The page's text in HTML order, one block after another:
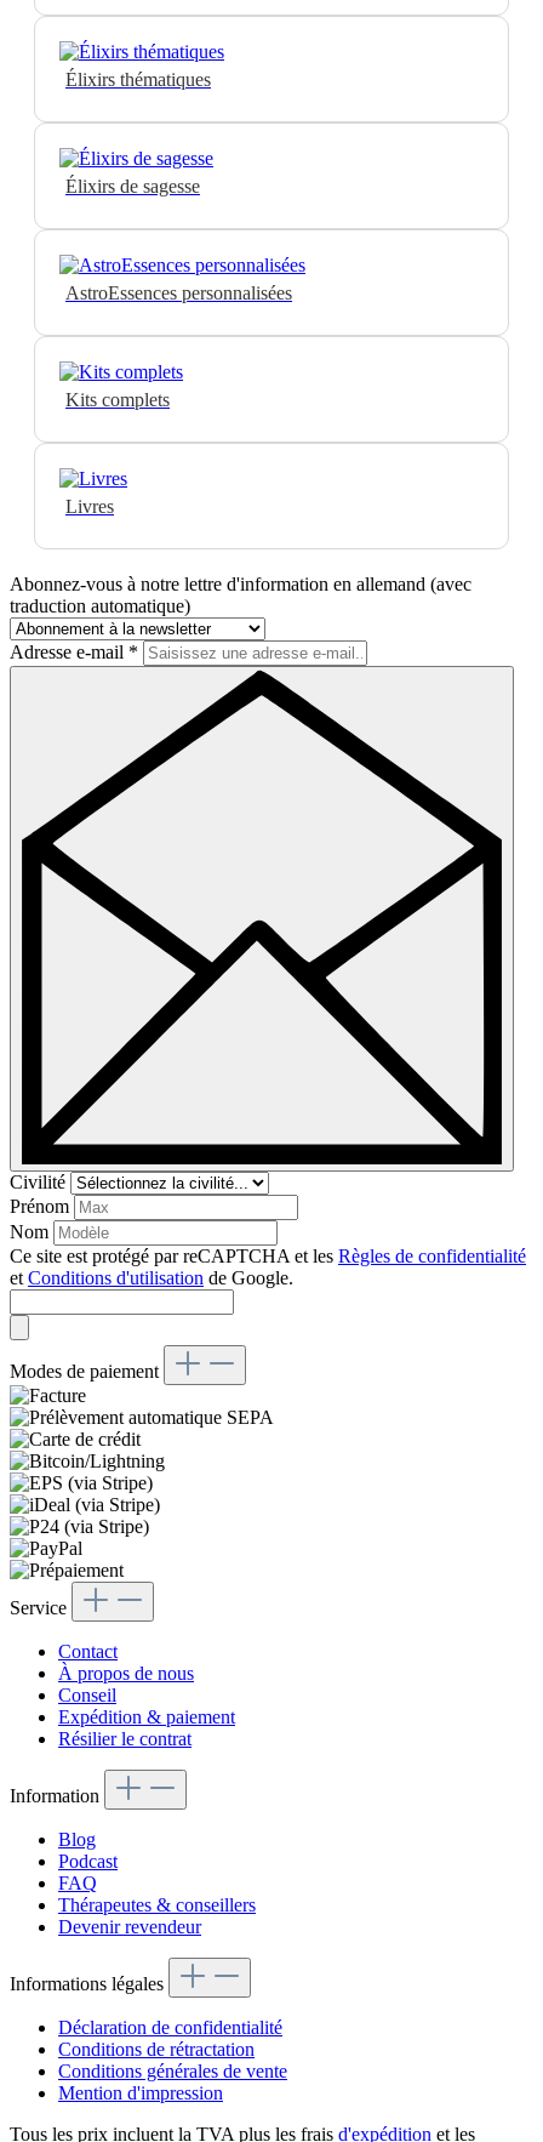
Élixirs thématiques
Élixirs de sagesse
AstroEssences personnalisées
Kits complets
Livres
Abonnez-vous à notre lettre d'information en allemand (avec
traduction automatique)
Adresse e-mail *
Civilité
Prénom
Nom
Ce site est protégé par reCAPTCHA et les Règles de confidentialité
et Conditions d'utilisation de Google.
Modes de paiement
Service
Contact
À propos de nous
Conseil
Expédition & paiement
Résilier le contrat
Information
Blog
Podcast
FAQ
Thérapeutes & conseillers
Devenir revendeur
Informations légales
Déclaration de confidentialité
Conditions de rétractation
Conditions générales de vente
Mention d'impression
Tous les prix incluent la TVA plus les frais d'expédition et les